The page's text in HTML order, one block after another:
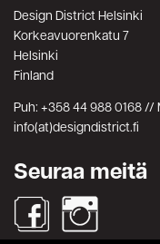
Design District Helsinki
Korkeavuorenkatu 7
Helsinki
Finland
Puh: +358 44 988 0168 //
info(at)designdistrict.fi
Seuraa meitä